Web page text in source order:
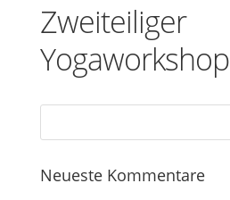
Zweiteiliger
Yogaworkshop
Neueste Kommentare